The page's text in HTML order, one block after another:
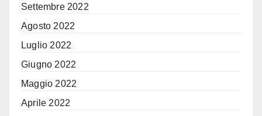
Settembre 2022
Agosto 2022
Luglio 2022
Giugno 2022
Maggio 2022
Aprile 2022